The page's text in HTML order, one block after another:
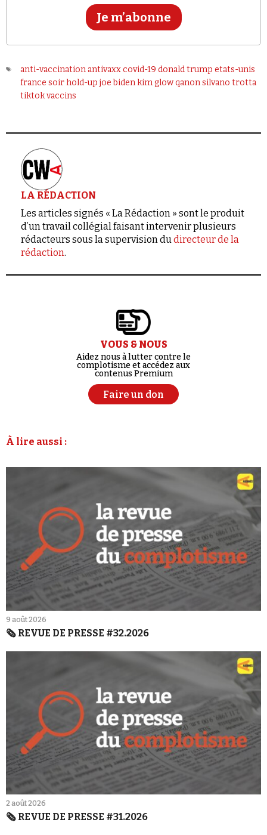
Je m’abonne
anti-vaccination antivaxxcovid-19 donald trump etats-unis
france soirhold-up joe bidenkim glowqanonsilvano trotta
tiktokvaccins
LA RÉDACTION
Les articles signés « La Rédaction » sont le produit
d’un travail collégial faisant intervenir plusieurs
rédacteurs sous la supervision dudirecteur de la
rédaction.
VOUS & NOUS
Aidez nous à lutter contre le
complotisme et accédez aux
contenus Premium
Faire un don
À lire aussi :
9 août 2026
🗞️ REVUE DE PRESSE #32.2026
2 août 2026
🗞️ REVUE DE PRESSE #31.2026